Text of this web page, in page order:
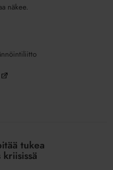
näkee.
tukea